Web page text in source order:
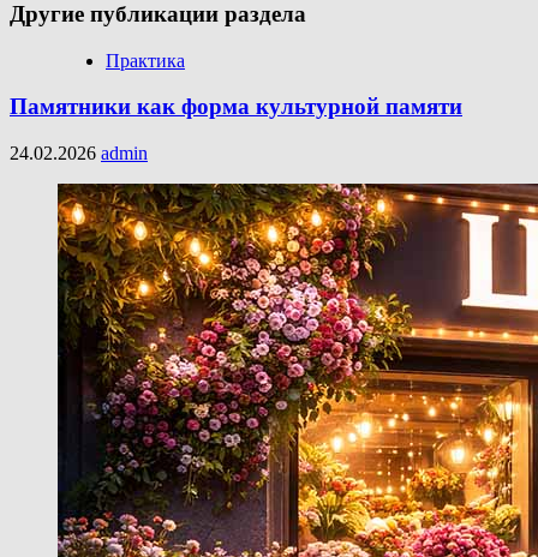
Другие публикации раздела
Практика
Памятники как форма культурной памяти
24.02.2026 admin